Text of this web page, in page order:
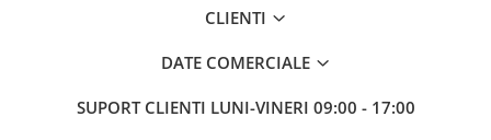
CLIENTI
DATE COMERCIALE
SUPORT CLIENTI LUNI-VINERI 09:00 - 17:00